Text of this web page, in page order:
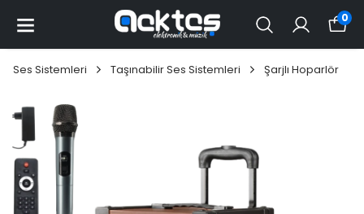
0
Ses Sistemleri Taşınabilir Ses Sistemleri Şarjlı Hoparlör